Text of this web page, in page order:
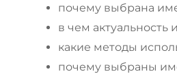
почему выбрана
в чем актуальность
какие методы
почему выбраны